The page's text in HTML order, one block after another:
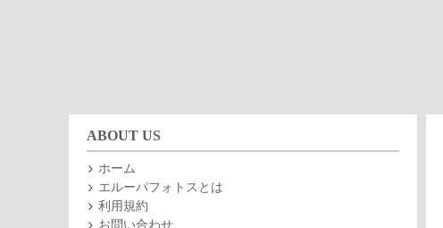
ABOUT US
ホーム
エルーパフォトスとは
利用規約
お問い合わせ